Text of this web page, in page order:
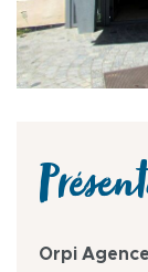
Orpi